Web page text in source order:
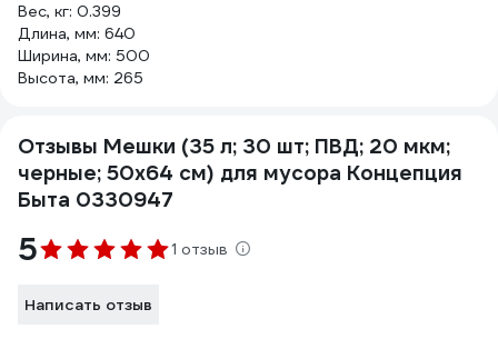
Вес, кг: 0.399
Длина, мм: 640
Ширина, мм: 500
Высота, мм: 265
Отзывы Мешки (35 л; 30 шт; ПВД; 20 мкм;
черные; 50х64 см) для мусора Концепция
Быта 0330947
5 1 отзыв
Написать отзыв